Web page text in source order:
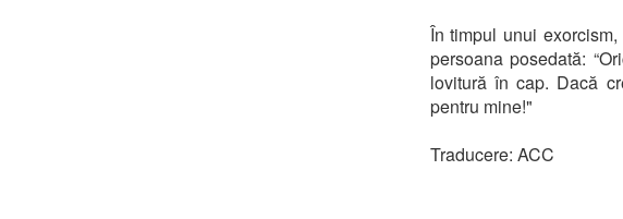
În timpul unui
persoana posedată:
lovitură în cap. Dacă
pentru mine!"
Traducere: ACC